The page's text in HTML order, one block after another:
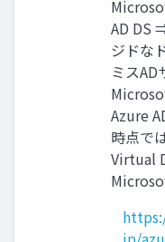
AD DS
ジドな
ミスAD
Azure
時点で
Virtual